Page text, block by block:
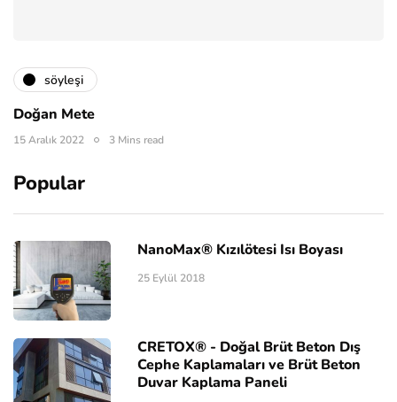
söyleşi
Doğan Mete
15 Aralık 2022 3 Mins read
Popular
NanoMax® Kızılötesi Isı Boyası
25 Eylül 2018
CRETOX® - Doğal Brüt Beton Dış
Cephe Kaplamaları ve Brüt Beton
Duvar Kaplama Paneli